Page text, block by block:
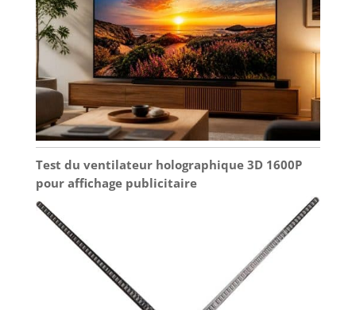
Test du ventilateur holographique 3D 1600P
pour affichage publicitaire